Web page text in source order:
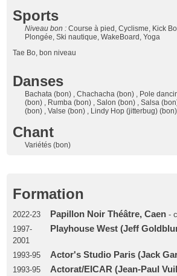
Sports
Niveau bon :Course à pied, Cyclisme, Kick
Plongée, Ski nautique, WakeBoard, Yoga
Tae Bo, bon niveau
Danses
Bachata (bon) , Chachacha (bon) , Pole
(bon) , Rumba (bon) , Salon (bon) , Salsa
(bon) , Valse (bon) , Lindy Hop (jitterbug) (bon)
Chant
Variétés (bon)
Formation
2022-23 Papillon Noir Théâtre, Caen-
1997-
2001
Playhouse West (Jeff
1993-95 Actor's Studio Paris (Jack
1993-95
Actorat/EICAR (Jean-Paul